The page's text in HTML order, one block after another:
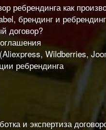
ребрендинга как
брендинг и ребрендинг
договор?
Wildberries,
ребрендинга
и экспертиза